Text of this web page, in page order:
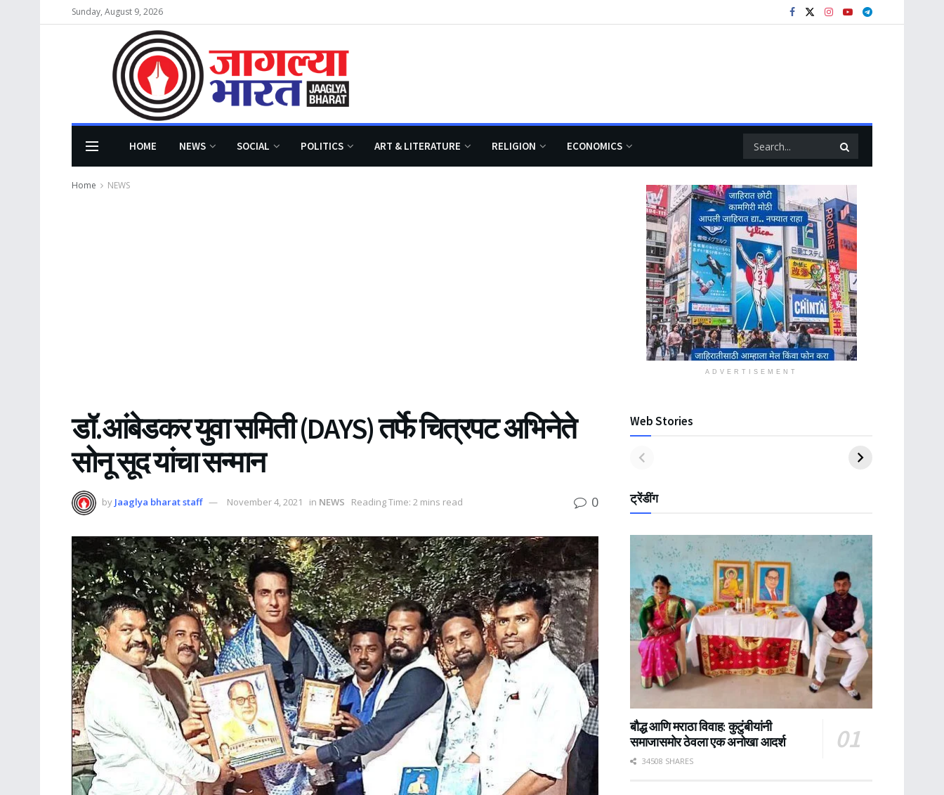
Sunday, August 9, 2026
HOME NEWS SOCIAL POLITICS ART & LITERATURE RELIGION ECONOMICS
Home NEWS
डॉ.आंबेडकर युवा समिती (DAYS) तर्फे चित्रपट अभिनेते
सोनू सूद यांचा सन्मान
by Jaaglya bharat staff November 4, 2021 in NEWS Reading Time: 2 mins read 0
ADVERTISEMENT
Web Stories
ट्रेंडींग
बौद्ध आणि मराठा विवाह: कुटुंबीयांनी
समाजासमोर ठेवला एक अनोखा आदर्श
34508 SHARES